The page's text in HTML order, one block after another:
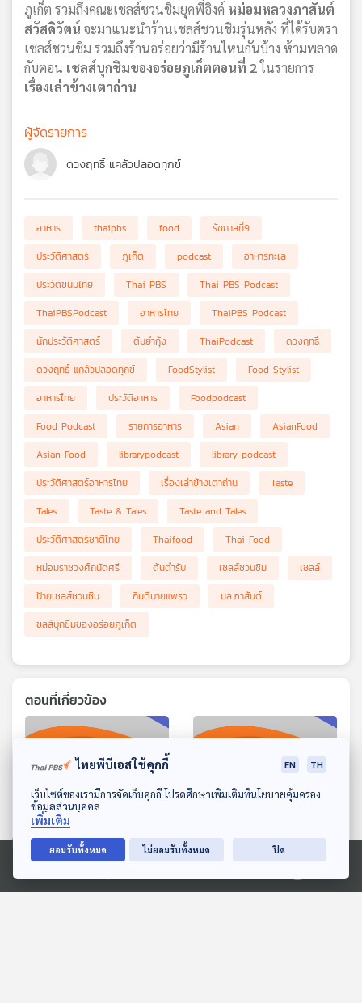
เอส
เครือ
ข่าย
ดาวน์โหลด Thai PBS Podcast Application
Ⓒ 2020 องค์การกระจายเสียงและแพร่ภาพสาธารณะแห่งประเทศไทย
ภูเก็ต รวมถึงคณะเชลส์ชวนชิมยุคพี่อิงค์ หม่อมหลวงภาสันต์
สวัสดิวัตน์ จะมาแนะนำร้านเชลส์ชวนชิมรุ่นหลัง ที่ได้รับตรา
เชลส์ชวนชิม รวมถึงร้านอร่อยว่ามีร้านไหนกันบ้าง ห้ามพลาด
กับตอน เชลส์บุกชิมของอร่อยภูเก็ตตอนที่ 2ในรายการ
เรื่องเล่าข้างเตาถ่าน
ผู้จัดรายการ
ดวงฤทธิ์ แคล้วปลอดทุกข์
อาหาร thaipbs food
รัชกาลที่9
ประวัติศาสตร์
ภูเก็ต podcast
อาหารทะเล
ประวัติขนมไทย
Thai PBS
Thai PBS Podcast
ThaiPBSPodcast
อาหารไทย
ThaiPBS Podcast
นักประวัติศาสตร์
ต้มยำกุ้ง ThaiPodcast
ดวงฤทธิ์
ดวงฤทธิ์ แคล้วปลอดทุกข์
FoodStylist
Food Stylist
อาหารไืทย
ประวัติอาหาร
Foodpodcast
Food Podcast
รายการอาหาร Asian
AsianFood
Asian Food
librarypodcast
library podcast
ประวัติศาสตร์อาหารไทย
เรื่องเล่าข้างเตาถ่าน
Taste
Tales
Taste & Tales
Taste and Tales
ประวัติศาสตร์ชาติไทย
Thaifood
Thai Food
หม่อมราชวงศ์ถนัดศรี
ต้นตำรับ เชลล์ชวนชิม
เชลล์
ป้ายเชลส์ชวนชิม
กินดีบายแพรว
มล.ภาสันต์
ชลส์บุกชิมของอร่อยภูเก็ต
ตอนที่เกี่ยวข้อง
33:03
EP. 193: ทดสอบอัปโหลด EP. 189: ทดสอบอัปโหลด9
ไทยพีบีเอสใช้คุกกี้ EN TH
เว็บไซต์ของเรามีการจัดเก็บคุกกี้ โปรดศึกษาเพิ่มเติมที่นโยบายคุ้มครอง
ข้อมูลส่วนบุคคล
เพิ่มเติม
ยอมรับทั้งหมด ไม่ยอมรับทั้งหมด ปิด